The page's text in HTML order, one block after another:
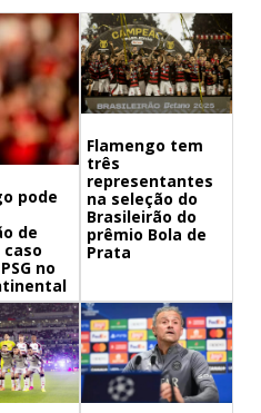
pode
de
no
Flamengo tem
três
representantes
na seleção do
Brasileirão do
prêmio Bola de
Prata